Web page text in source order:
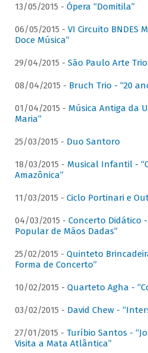
13/05/2015 - Ópera “Domitila”
06/05/2015 - VI Circuito BNDES
Doce Música”
29/04/2015 - São Paulo Arte
08/04/2015 - Bruch Trio - “20
01/04/2015 - Música Antiga da
Maria”
25/03/2015 - Duo Santoro
18/03/2015 - Musical Infantil -
Amazônica”
11/03/2015 - Ciclo Portinari e
04/03/2015 - Concerto Didático
Popular de Mãos Dadas”
25/02/2015 - Quinteto
Forma de Concerto”
10/02/2015 - Quarteto Agha -
03/02/2015 - David Chew -
27/01/2015 - Turíbio Santos -
Visita a Mata Atlântica”